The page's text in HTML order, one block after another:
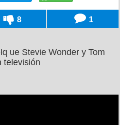
8 1
ue Stevie Wonder y Tom
televisión